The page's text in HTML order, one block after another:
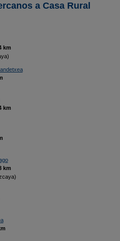
a Casa Rural
km
km
km